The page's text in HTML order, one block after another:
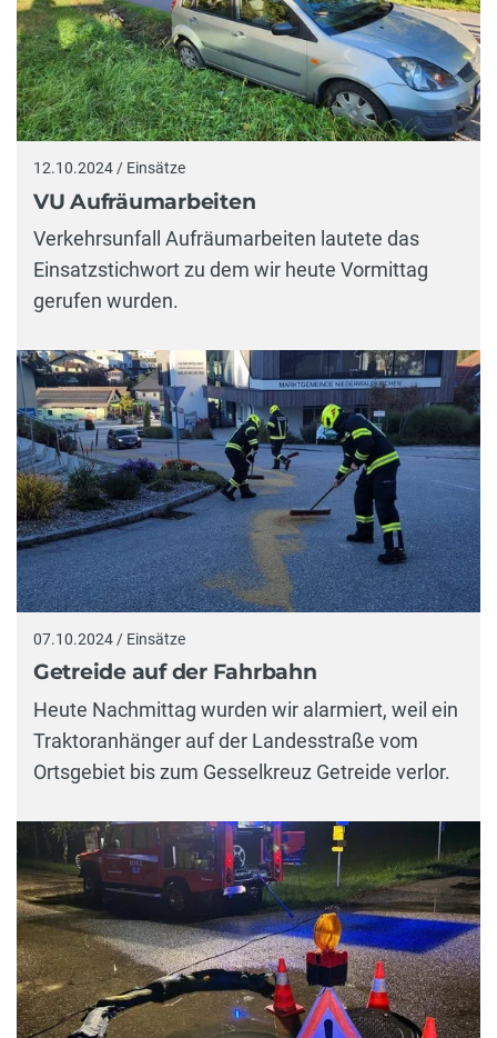
12.10.2024 / Einsätze
VU Aufräumarbeiten
Verkehrsunfall Aufräumarbeiten lautete das
Einsatzstichwort zu dem wir heute Vormittag
gerufen wurden.
07.10.2024 / Einsätze
Getreide auf der Fahrbahn
Heute Nachmittag wurden wir alarmiert, weil ein
Traktoranhänger auf der Landesstraße vom
Ortsgebiet bis zum Gesselkreuz Getreide verlor.